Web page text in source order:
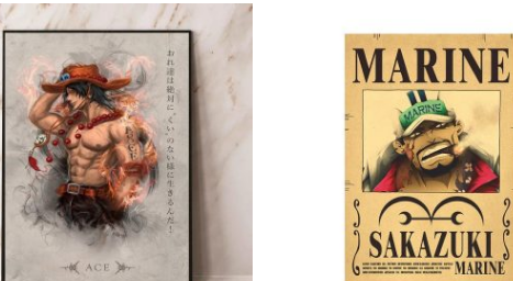
Plage
de
prix :
49,90€
à
69,90€